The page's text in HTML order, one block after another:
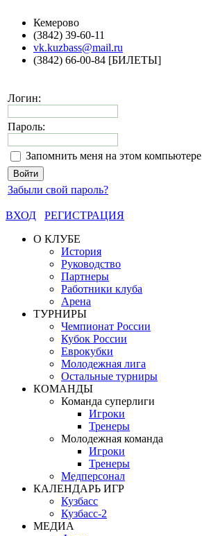
Кемерово
(3842) 39-60-11
vk.kuzbass@mail.ru
(3842) 66-00-84 [БИЛЕТЫ]
Логин:
Пароль:
Запомнить меня на этом компьютере
Забыли свой пароль?
ВХОД
РЕГИСТРАЦИЯ
О КЛУБЕ
История
Руководство
Партнеры
Работники клуба
Арена
ТУРНИРЫ
Чемпионат России
Кубок России
Еврокубки
Молодежная лига
Остальные турниры
КОМАНДЫ
Команда суперлиги
Игроки
Тренеры
Молодежная команда
Игроки
Тренеры
Медперсонал
КАЛЕНДАРЬ ИГР
Кузбасс
Кузбасс-2
МЕДИА